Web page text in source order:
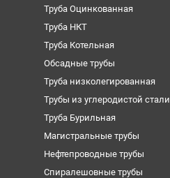
Труба Оцинкованная
Труба НКТ
Труба Котельная
Обсадные трубы
Труба низколегированная
Трубы из углеродистой стали
Труба Бурильная
Магистральные трубы
Нефтепроводные трубы
Спиралешовные трубы